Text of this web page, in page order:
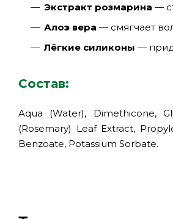
Экстракт розмарина —
Алоэ вера — смягчает
Лёгкие силиконы —
Состав:
Aqua (Water), Dimethicone,
(Rosemary) Leaf Extract,
Benzoate, Potassium Sorbate.